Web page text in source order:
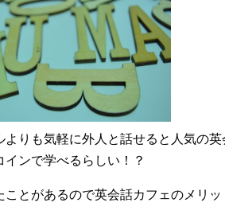
よりも気軽に外人と話せると人気の
インで学べるらしい！？
ことがあるので英会話カフェのメリ